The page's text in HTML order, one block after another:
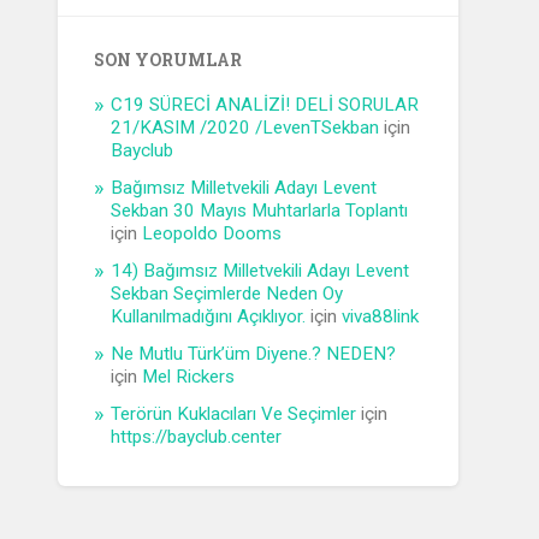
SON YORUMLAR
C19 SÜRECİ ANALİZİ! DELİ SORULAR
21/KASIM /2020 /LevenTSekban için
Bayclub
Bağımsız Milletvekili Adayı Levent
Sekban 30 Mayıs Muhtarlarla Toplantı
için Leopoldo Dooms
14) Bağımsız Milletvekili Adayı Levent
Sekban Seçimlerde Neden Oy
Kullanılmadığını Açıklıyor. içinviva88link
Ne Mutlu Türk’üm Diyene.? NEDEN?
için Mel Rickers
Terörün Kuklacıları Ve Seçimler için
https://bayclub.center